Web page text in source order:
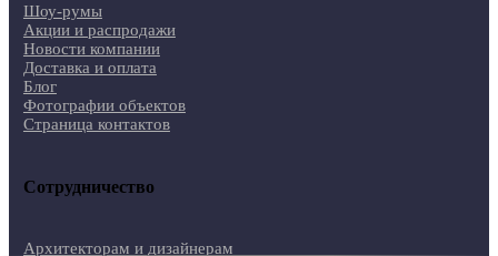
Шоу-румы
Акции и распродажи
Новости компании
Доставка и оплата
Блог
Фотографии объектов
Страница контактов
Сотрудничество
Архитекторам и дизайнерам